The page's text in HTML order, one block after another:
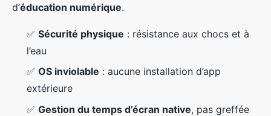
d’éducation numérique.
✅ Sécurité physique : résistance aux chocs et à
l’eau
✅ OS inviolable : aucune installation d’app
extérieure
✅ Gestion du temps d’écran native, pas greffée